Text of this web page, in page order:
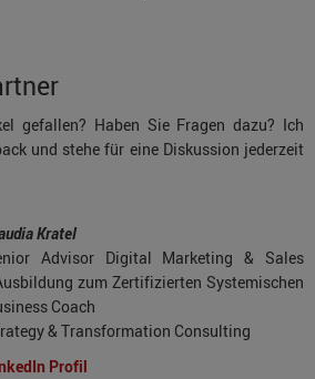
gefallen? Haben Sie Fragen dazu? Ich
und stehe für eine Diskussion jederzeit
Kratel
Advisor Digital Marketing & Sales
zum Zertifizierten Systemischen
Coach
& Transformation Consulting
Profil